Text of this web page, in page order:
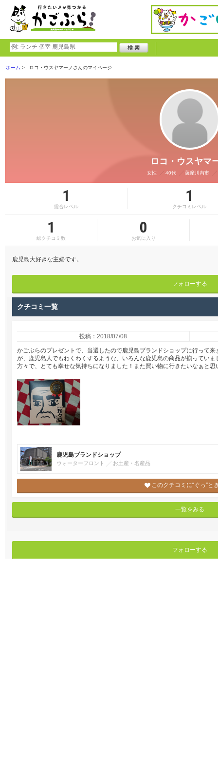
ホーム ロコ・ウスヤマーノさんのマイページ
ロコ・ウスヤマ
女性 40代 薩摩川内市
1
総合レベル
1
クチコミレベル
1
総クチコミ数
0
お気に入り
鹿児島大好きな主婦です。
フォローする
クチコミ一覧
投稿：2018/07/08
かごぶらのプレゼントで、当選したので鹿児島ブランドショップに行って
が、鹿児島人でもわくわくするような、いろんな鹿児島の商品が揃ってい
方々で、とても幸せな気持ちになりました！また買い物に行きたいなぁと思
鹿児島ブランドショップ
ウォーターフロント お土産・名産品
このクチコミに“ぐっ”と
一覧をみる
フォローする